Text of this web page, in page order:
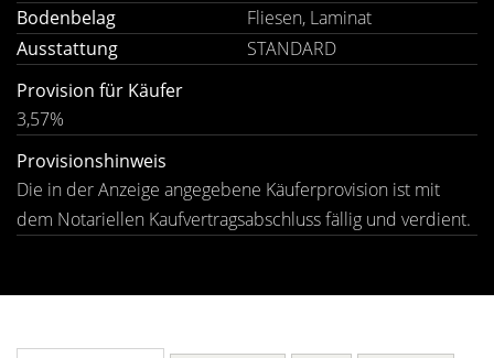
Bodenbelag
Fliesen, Laminat
Ausstattung
STANDARD
Provision für Käufer
3,57%
Provisionshinweis
Die in der Anzeige angegebene Käuferprovision ist mit
dem Notariellen Kaufvertragsabschluss fällig und verdient.